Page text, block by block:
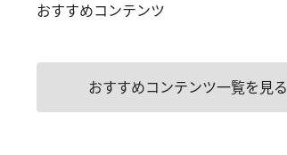
おすすめコンテンツ
おすすめコンテンツ一覧を見る